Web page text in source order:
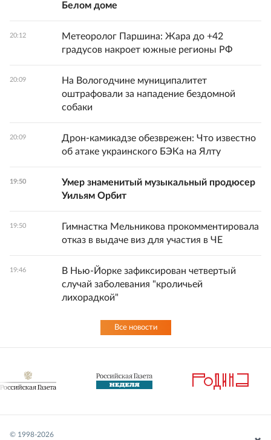
Белом доме
20:12
Метеоролог Паршина: Жара до +42
градусов накроет южные регионы РФ
20:09
На Вологодчине муниципалитет
оштрафовали за нападение бездомной
собаки
20:09
Дрон-камикадзе обезврежен: Что известно
об атаке украинского БЭКа на Ялту
19:50
Умер знаменитый музыкальный продюсер
Уильям Орбит
19:50
Гимнастка Мельникова прокомментировала
отказ в выдаче виз для участия в ЧЕ
19:46
В Нью-Йорке зафиксирован четвертый
случай заболевания "кроличьей
лихорадкой"
Все новости
© 1998-2026